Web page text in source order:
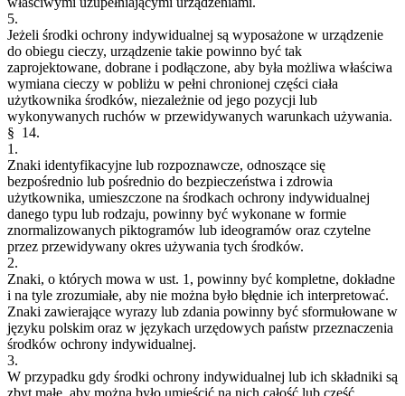
5.
Jeżeli środki ochrony indywidualnej są wyposażone w urządzenie
do obiegu cieczy, urządzenie takie powinno być tak
zaprojektowane, dobrane i podłączone, aby była możliwa właściwa
wymiana cieczy w pobliżu w pełni chronionej części ciała
użytkownika środków, niezależnie od jego pozycji lub
wykonywanych ruchów w przewidywanych warunkach używania.
§ 14.
1.
Znaki identyfikacyjne lub rozpoznawcze, odnoszące się
bezpośrednio lub pośrednio do bezpieczeństwa i zdrowia
użytkownika, umieszczone na środkach ochrony indywidualnej
danego typu lub rodzaju, powinny być wykonane w formie
znormalizowanych piktogramów lub ideogramów oraz czytelne
przez przewidywany okres używania tych środków.
2.
Znaki, o których mowa w ust. 1, powinny być kompletne, dokładne
i na tyle zrozumiałe, aby nie można było błędnie ich interpretować.
Znaki zawierające wyrazy lub zdania powinny być sformułowane w
języku polskim oraz w językach urzędowych państw przeznaczenia
środków ochrony indywidualnej.
3.
W przypadku gdy środki ochrony indywidualnej lub ich składniki są